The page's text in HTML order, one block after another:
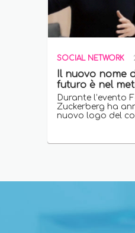
SOCIAL NETWORK
Il nuovo nome
futuro è nel
Durante l’evento
Zuckerberg ha
nuovo logo del